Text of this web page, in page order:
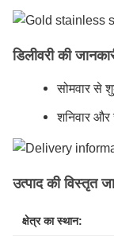
डिलीवरी की
सोमवार से
शनिवार और
उत्पाद की विस्तृत
क्षेत्र का स्थान: